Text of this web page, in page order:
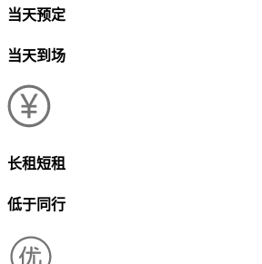
当天预定
当天到场
长租短租
低于同行